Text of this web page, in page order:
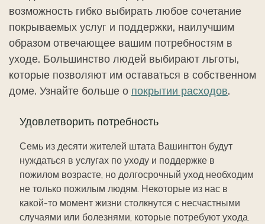
возможность гибко выбирать любое сочетание
покрываемых услуг и поддержки, наилучшим
образом отвечающее вашим потребностям в
уходе. Большинство людей выбирают льготы,
которые позволяют им оставаться в собственном
доме. Узнайте больше о покрытии расходов.
Удовлетворить потребность
Семь из десяти жителей штата Вашингтон будут
нуждаться в услугах по уходу и поддержке в
пожилом возрасте, но долгосрочный уход необходим
не только пожилым людям. Некоторые из нас в
какой-то момент жизни столкнутся с несчастными
случаями или болезнями, которые потребуют ухода.